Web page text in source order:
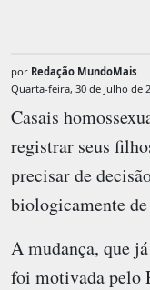
por Redação MundoMais
Quarta-feira, 30 de Julho de
Casais
registrar seus
precisar de
biologicamente
A mudança, que
foi motivada pelo